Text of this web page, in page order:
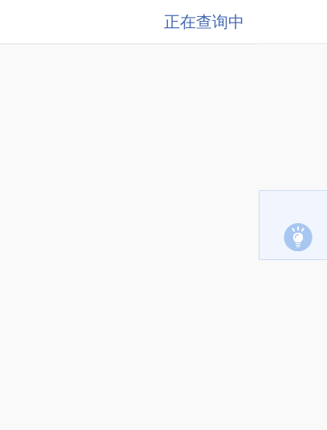
正在查询中